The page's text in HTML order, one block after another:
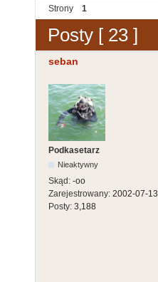
Strony 1
Posty [ 23 ]
seban
Podkasetarz
Nieaktywny
Skąd: -oo
Zarejestrowany: 2002-07-13
Posty: 3,188